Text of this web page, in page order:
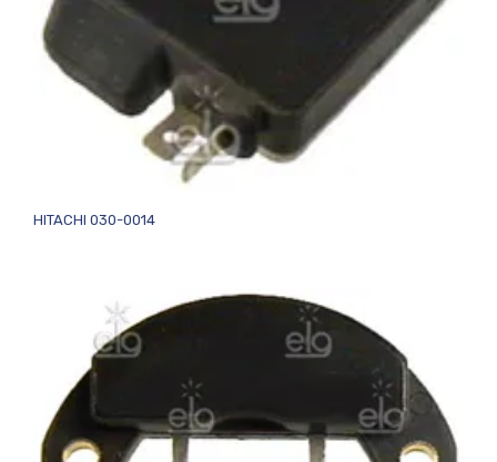
HITACHI 030-0014